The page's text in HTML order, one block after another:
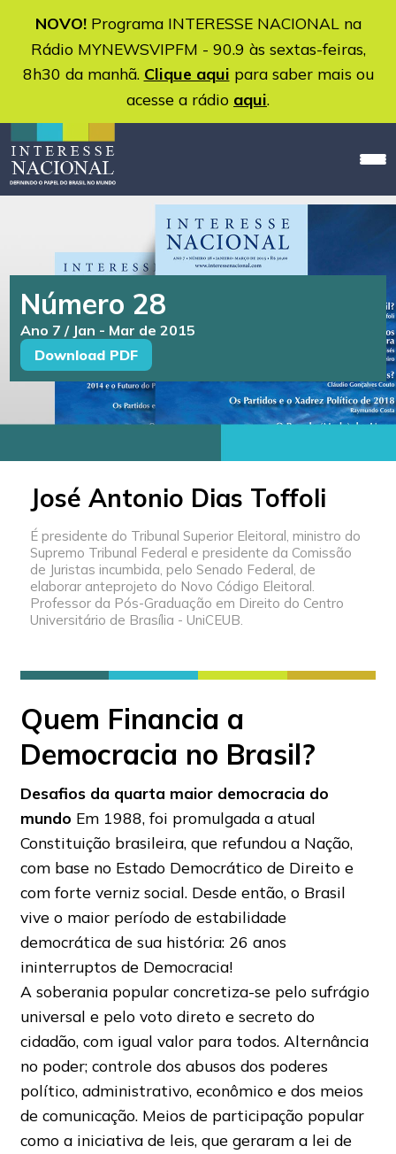
NOVO!Programa INTERESSE NACIONAL na
Rádio MYNEWSVIPFM - 90.9 às sextas-feiras,
8h30 da manhã. Clique aqui para saber mais ou
acesse a rádio aqui.
Número 28
Ano 7 / Jan - Mar de 2015
Download PDF
José Antonio Dias Toffoli
É presidente do Tribunal Superior Eleitoral, ministro do
Supremo Tribunal Federal e presidente da Comissão
de Juristas incumbida, pelo Senado Federal, de
elaborar anteprojeto do Novo Código Eleitoral.
Professor da Pós-Graduação em Direito do Centro
Universitário de Brasília - UniCEUB.
Quem Financia a
Democracia no Brasil?
Desafios da quarta maior democracia do
mundo Em 1988, foi promulgada a atual
Constituição brasileira, que refundou a Nação,
com base no Estado Democrático de Direito e
com forte verniz social. Desde então, o Brasil
vive o maior período de estabilidade
democrática de sua história: 26 anos
ininterruptos de Democracia!
A soberania popular concretiza-se pelo sufrágio
universal e pelo voto direto e secreto do
cidadão, com igual valor para todos. Alternância
no poder; controle dos abusos dos poderes
político, administrativo, econômico e dos meios
de comunicação. Meios de participação popular
como a iniciativa de leis, que geraram a lei de